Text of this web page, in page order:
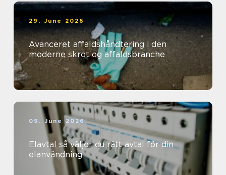
29. June 2026
Avanceret affaldshåndtering i den
moderne skrot og affaldsbranche
09. June 2026
Elavtal så väljer du rätt avtal för din
elanvändning